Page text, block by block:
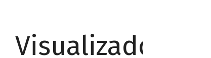
Visualizador